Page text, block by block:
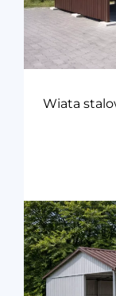
Wiata